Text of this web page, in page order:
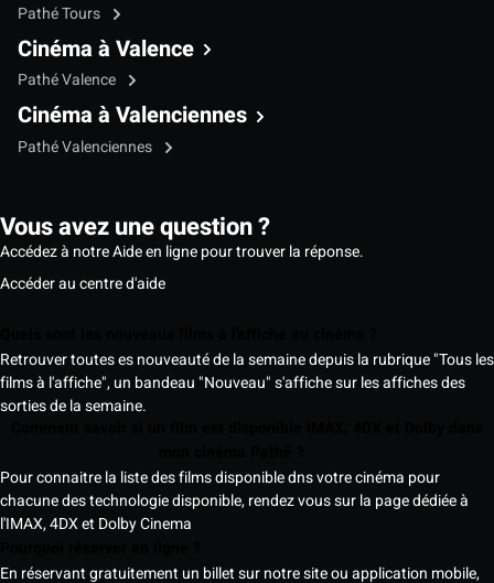
Pathé Tours
Cinéma à Valence
Pathé Valence
Cinéma à Valenciennes
Pathé Valenciennes
Vous avez une question ?
Accédez à notre Aide en ligne pour trouver la réponse.
Accéder au centre d'aide
Retrouver toutes es nouveauté de la semaine depuis la rubrique "Tous les
films à l'affiche", un bandeau "Nouveau" s'affiche sur les affiches des
sorties de la semaine.
Pour connaitre la liste des films disponible dns votre cinéma pour
chacune des technologie disponible, rendez vous sur la page dédiée à
l'IMAX, 4DX et Dolby Cinema
En réservant gratuitement un billet sur notre site ou application mobile,